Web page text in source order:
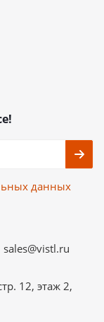
данных
sales@vistl.ru
12, этаж 2,